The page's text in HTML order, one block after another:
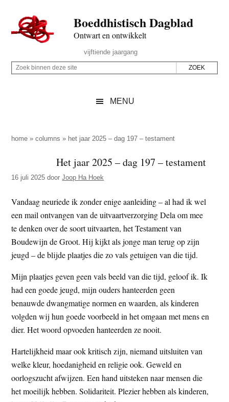
naar
de
inhoud
secondary
naar
de
sidebar
naar
de
Boeddhistisch Dagblad
Ontwart en ontwikkelt
Rechts
vijftiende jaargang
Z
p
z
e
s
i
t
e
Z
i
e
d
e
z
e
s
t
e
MENU
home »columns » het jaar 2025 – dag 197 – testament
Het jaar 2025 – dag 197 – testament
16 juli 2025 doorJoop Ha Hoek
Vandaag neuriede ik zonder enige aanleiding – al had ik wel
een mail ontvangen van de uitvaartverzorging Dela om mee
te denken over de soort uitvaarten, het Testament van
Boudewijn de Groot. Hij kijkt als jonge man terug op zijn
jeugd – de blijde plaatjes die zo vals getuigen van die tijd.
Mijn plaatjes geven geen vals beeld van die tijd, geloof ik. Ik
had een goede jeugd, mijn ouders hanteerden geen
benauwde dwangmatige normen en waarden, als kinderen
volgden wij hun goede voorbeeld in het omgaan met mens en
dier. Het woord opvoeden hanteerden ze nooit.
Hartelijkheid maar ook kritisch zijn, niemand uitsluiten van
welke kleur, hoedanigheid en religie ook. Geweld en
oorlogszucht afwijzen. Een hand uitsteken naar mensen die
het moeilijk hebben. Solidariteit. Plezier hebben als kinderen,